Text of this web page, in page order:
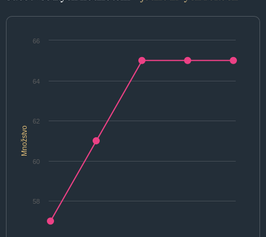
Množstvo
58
60
62
64
66